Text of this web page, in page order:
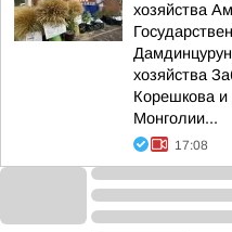
хозяйства
хозяйства
Корешкова и
Монголии...
17:08